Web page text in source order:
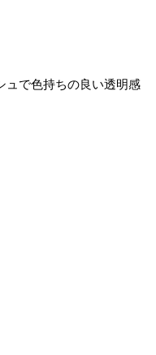
ュで色持ちの良い透明感